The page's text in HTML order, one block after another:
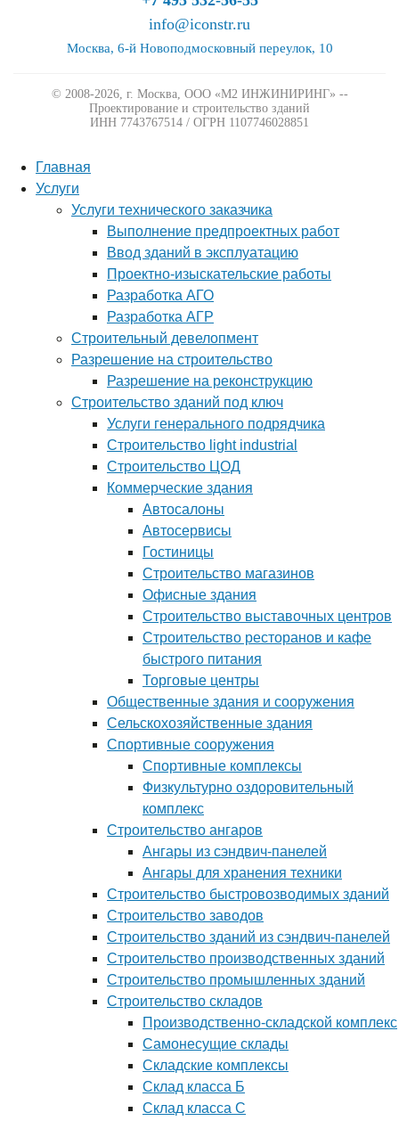
info@iconstr.ru
Москва, 6-й Новоподмосковный переулок, 10
© 2008-2026, г. Москва, ООО «М2 ИНЖИНИРИНГ» --
Проектирование и строительство зданий
ИНН 7743767514 / ОГРН 1107746028851
Главная
Услуги
Услуги технического заказчика
Выполнение предпроектных работ
Ввод зданий в эксплуатацию
Проектно-изыскательские работы
Разработка АГО
Разработка АГР
Строительный девелопмент
Разрешение на строительство
Разрешение на реконструкцию
Строительство зданий под ключ
Услуги генерального подрядчика
Строительство light industrial
Строительство ЦОД
Коммерческие здания
Автосалоны
Автосервисы
Гостиницы
Строительство магазинов
Офисные здания
Строительство выставочных центров
Строительство ресторанов и кафе
быстрого питания
Торговые центры
Общественные здания и сооружения
Сельскохозяйственные здания
Спортивные сооружения
Спортивные комплексы
Физкультурно оздоровительный
комплекс
Строительство ангаров
Ангары из сэндвич-панелей
Ангары для хранения техники
Строительство быстровозводимых зданий
Строительство заводов
Строительство зданий из сэндвич-панелей
Строительство производственных зданий
Строительство промышленных зданий
Строительство складов
Производственно-складской комплекс
Самонесущие склады
Складские комплексы
Склад класса Б
Склад класса С